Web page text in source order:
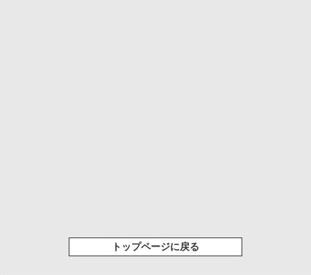
トップページに戻る